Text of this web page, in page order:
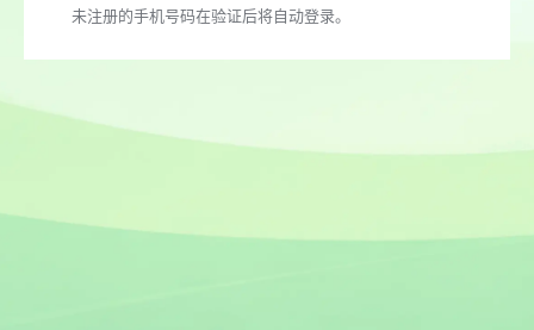
未注册的手机号码在验证后将自动登录。